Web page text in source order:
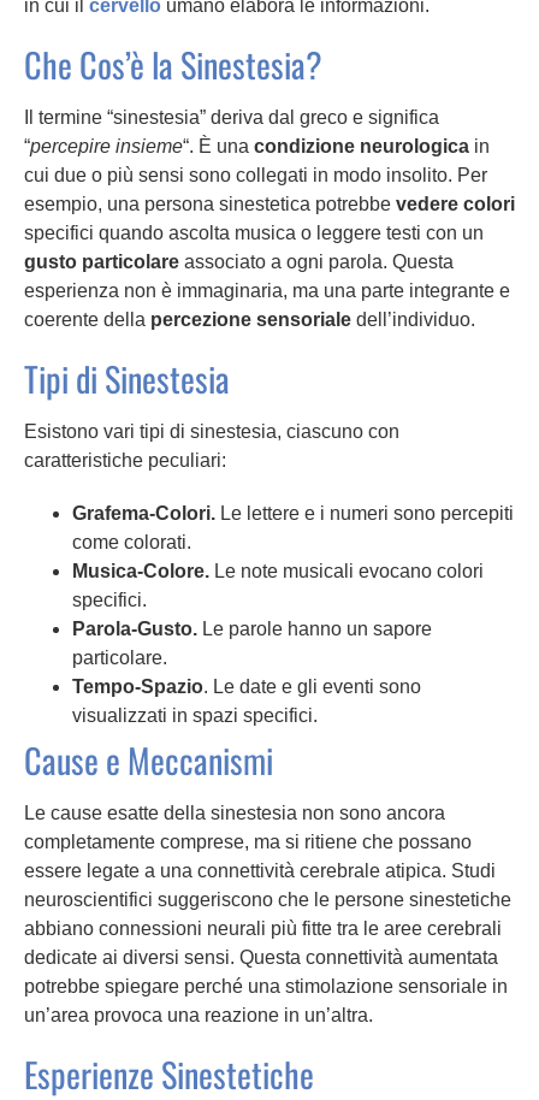
in cui il cervello umano elabora le informazioni.
Che Cos’è la Sinestesia?
Il termine “sinestesia” deriva dal greco e significa
“percepire insieme“. È una condizione neurologica in
cui due o più sensi sono collegati in modo insolito. Per
esempio, una persona sinestetica potrebbe vedere colori
specifici quando ascolta musica o leggere testi con un
gusto particolare associato a ogni parola. Questa
esperienza non è immaginaria, ma una parte integrante e
coerente della percezione sensoriale dell’individuo.
Tipi di Sinestesia
Esistono vari tipi di sinestesia, ciascuno con
caratteristiche peculiari:
Grafema-Colori. Le lettere e i numeri sono percepiti
come colorati.
Musica-Colore. Le note musicali evocano colori
specifici.
Parola-Gusto. Le parole hanno un sapore
particolare.
Tempo-Spazio. Le date e gli eventi sono
visualizzati in spazi specifici.
Cause e Meccanismi
Le cause esatte della sinestesia non sono ancora
completamente comprese, ma si ritiene che possano
essere legate a una connettività cerebrale atipica. Studi
neuroscientifici suggeriscono che le persone sinestetiche
abbiano connessioni neurali più fitte tra le aree cerebrali
dedicate ai diversi sensi. Questa connettività aumentata
potrebbe spiegare perché una stimolazione sensoriale in
un’area provoca una reazione in un’altra.
Esperienze Sinestetiche